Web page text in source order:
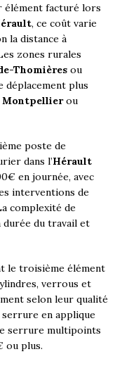
facturé lors
, ce coût varie
la distance à
zones rurales
Thomières ou
déplacement plus
Montpellierou
poste de
dans l’Hérault
en journée, avec
interventions de
complexité de
durée du travail et
le troisième élément
verrous et
selon leur qualité
en applique
serrure multipoints
ou plus.